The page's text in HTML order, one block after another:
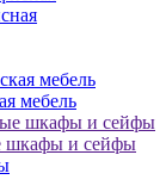
мебель
шкафы и сейфы